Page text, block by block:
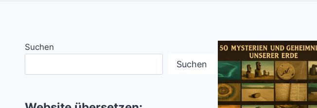
Suchen
Suchen